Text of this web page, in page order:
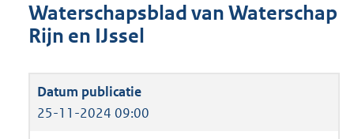
Waterschapsblad van Waterschap
Rijn en IJssel
25-11-2024 09:00